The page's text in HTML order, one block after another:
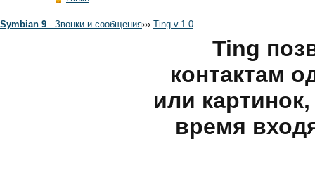
Symbian 9 - Звонки и сообщения››› Ting v.1.0
Ting
контактам
или
время